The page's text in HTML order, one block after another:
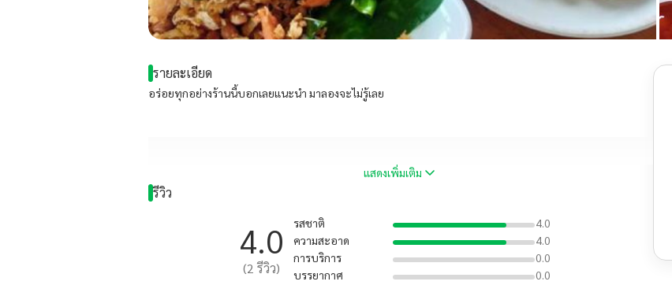
รายละเอียด
อร่อยทุกอย่างร้านนี้บอกเลยแนะนำ มาลองจะไม่รู้เลย
แสดงเพิ่มเติม
รีวิว
4.0
(2 รีวิว)
รสชาติ
4.0
ความสะอาด
4.0
การบริการ
0.0
บรรยากาศ
0.0